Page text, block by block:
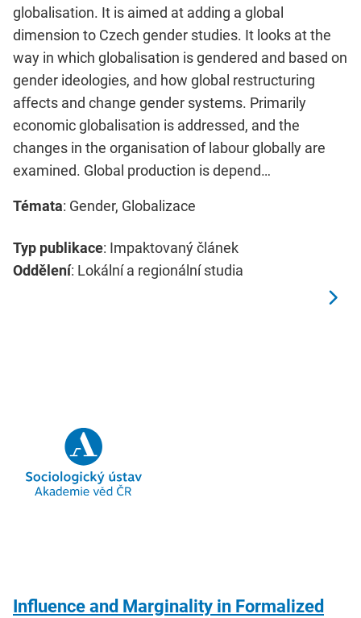
globalisation. It is aimed at adding a global
dimension to Czech gender studies. It looks at the
way in which globalisation is gendered and based on
gender ideologies, and how global restructuring
affects and change gender systems. Primarily
economic globalisation is addressed, and the
changes in the organisation of labour globally are
examined. Global production is depend…
Témata: Gender, Globalizace
Typ publikace: Impaktovaný článek
Oddělení: Lokální a regionální studia
Influence and Marginality in Formalized